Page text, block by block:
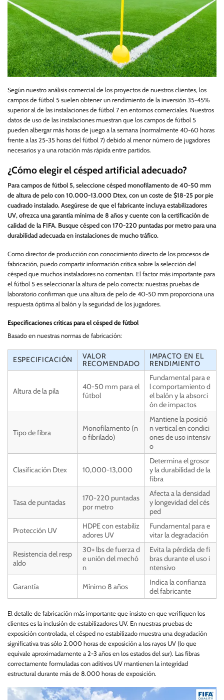
Según nuestro análisis comercial de los proyectos de nuestros clientes, los
campos de fútbol 5 suelen obtener un rendimiento de la inversión 35-45%
superior al de las instalaciones de fútbol 7 en entornos comerciales. Nuestros
datos de uso de las instalaciones muestran que los campos de fútbol 5
pueden albergar más horas de juego a la semana (normalmente 40-60 horas
frente a las 25-35 horas del fútbol 7) debido al menor número de jugadores
necesarios y a una rotación más rápida entre partidos.
¿Cómo elegir el césped artificial adecuado?
Para campos de fútbol 5, seleccione césped monofilamento de 40-50 mm
de altura de pelo con 10.000-13.000 Dtex, con un coste de $18-25 por pie
cuadrado instalado. Asegúrese de que el fabricante incluya estabilizadores
UV, ofrezca una garantía mínima de 8 años y cuente con la certificación de
calidad de la FIFA. Busque césped con 170-220 puntadas por metro para una
durabilidad adecuada en instalaciones de mucho tráfico.
Como director de producción con conocimiento directo de los procesos de
fabricación, puedo compartir información crítica sobre la selección del
césped que muchos instaladores no comentan. El factor más importante para
el fútbol 5 es seleccionar la altura de pelo correcta: nuestras pruebas de
laboratorio confirman que una altura de pelo de 40-50 mm proporciona una
respuesta óptima al balón y la seguridad de los jugadores.
Especificaciones críticas para el césped de fútbol
Basado en nuestras normas de fabricación:
ESPECIFICACIÓN
VALOR
RECOMENDADO
IMPACTO EN EL
RENDIMIENTO
Altura de la pila
40-50 mm para el
fútbol
Fundamental para e
l comportamiento d
el balón y la absorci
ón de impactos
Tipo de fibra
Monofilamento (n
o fibrilado)
Mantiene la posició
n vertical en condici
ones de uso intensiv
o
Clasificación Dtex 10,000-13,000
Determina el grosor
y la durabilidad de la
fibra
Tasa de puntadas
170-220 puntadas
por metro
Afecta a la densidad
y longevidad del cés
ped
Protección UV
HDPE con estabiliz
adores UV
Fundamental para e
vitar la degradación
Resistencia del resp
aldo
30+ lbs de fuerza d
e unión del mechó
n
Evita la pérdida de fi
bras durante el uso i
ntensivo
Garantía Mínimo 8 años
Indica la confianza
del fabricante
El detalle de fabricación más importante que insisto en que verifiquen los
clientes es la inclusión de estabilizadores UV. En nuestras pruebas de
exposición controlada, el césped no estabilizado muestra una degradación
significativa tras sólo 2.000 horas de exposición a los rayos UV (lo que
equivale aproximadamente a 2-3 años en los estados del sur). Las fibras
correctamente formuladas con aditivos UV mantienen la integridad
estructural durante más de 8.000 horas de exposición.